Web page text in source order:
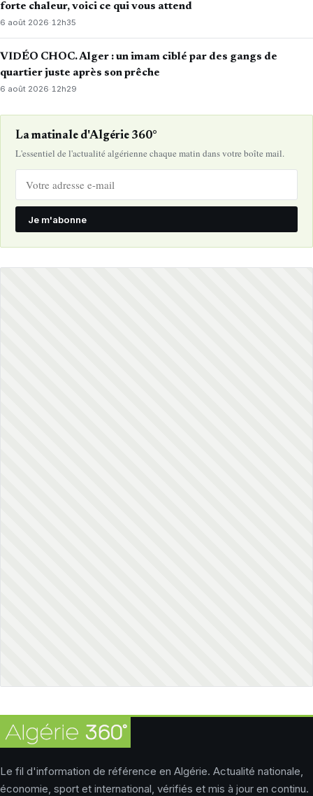
forte chaleur, voici ce qui vous attend
6 août 2026·12h35
VIDÉO CHOC. Alger : un imam ciblé par des gangs de
quartier juste après son prêche
6 août 2026· 12h29
La matinale d'Algérie 360°
L'essentiel de l'actualité algérienne chaque matin dans votre boîte mail.
Je m'abonne
Le fil d'information de référence en Algérie. Actualité nationale,
économie, sport et international, vérifiés et mis à jour en continu.